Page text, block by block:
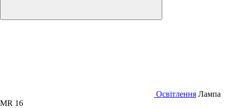
Освітлення Лампа
MR 16